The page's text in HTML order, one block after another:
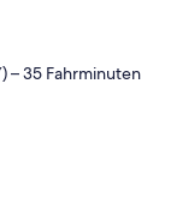
– 35 Fahrminuten